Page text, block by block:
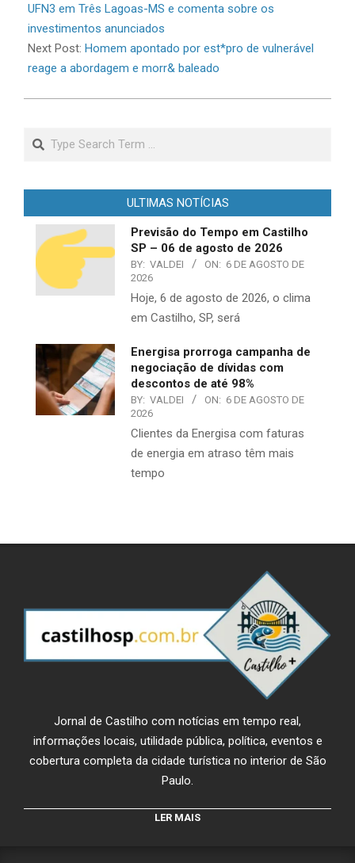
26
UFN3 em Três Lagoas-MS e comenta sobre os
investimentos anunciados
Next Post: Homem apontado por est*pro de vulnerável
reage a abordagem e morr& baleado
Search
ULTIMAS NOTÍCIAS
Previsão do Tempo em Castilho
SP – 06 de agosto de 2026
BY: VALDEI ON: 6 DE AGOSTO DE
2026
Hoje, 6 de agosto de 2026, o clima
em Castilho, SP, será
Energisa prorroga campanha de
negociação de dívidas com
descontos de até 98%
BY: VALDEI ON: 6 DE AGOSTO DE
2026
​Clientes da Energisa com faturas
de energia em atraso têm mais
tempo
Jornal de Castilho com notícias em tempo real,
informações locais, utilidade pública, política, eventos e
cobertura completa da cidade turística no interior de São
Paulo.
LER MAIS